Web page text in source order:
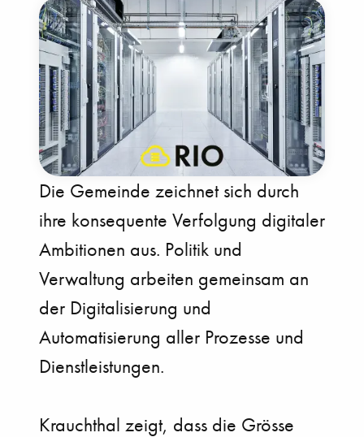
Die Gemeinde zeichnet sich durch
ihre konsequente Verfolgung digitaler
Ambitionen aus. Politik und
Verwaltung arbeiten gemeinsam an
der Digitalisierung und
Automatisierung aller Prozesse und
Dienstleistungen.
Krauchthal zeigt, dass die Grösse